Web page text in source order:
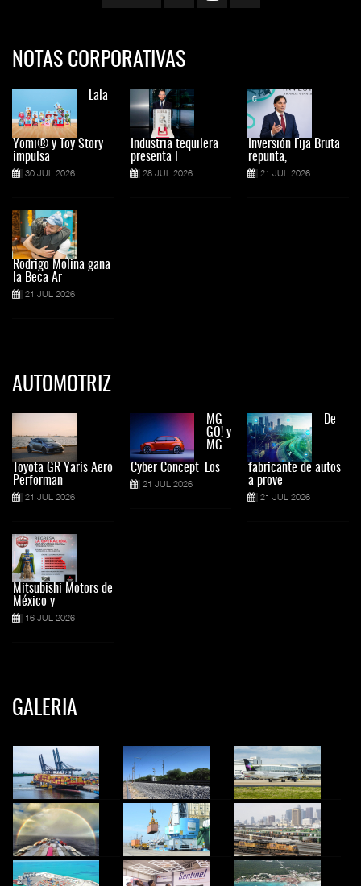
NOTAS CORPORATIVAS
Lala
Yomi® y Toy Story
impulsa
30 JUL 2026
Rodrigo Molina gana
la Beca Ar
21 JUL 2026
Industria tequilera
presenta l
28 JUL 2026
Inversión Fija Bruta
repunta,
21 JUL 2026
AUTOMOTRIZ
Toyota GR Yaris Aero
Performan
21 JUL 2026
Mitsubishi Motors de
México y
16 JUL 2026
MG
GO! y
MG
Cyber Concept: Los
21 JUL 2026
De
fabricante de autos
a prove
21 JUL 2026
GALERIA